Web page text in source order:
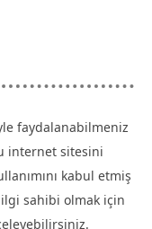
faydalanabilmeniz
internet sitesini
kabul etmiş
sahibi olmak için